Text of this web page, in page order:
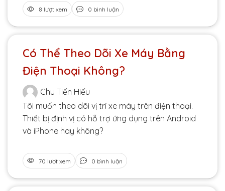
8 lượt xem 0 bình luận
Có Thể Theo Dõi Xe Máy Bằng
Điện Thoại Không?
Chu Tiến Hiếu
Tôi muốn theo dõi vị trí xe máy trên điện thoại.
Thiết bị định vị có hỗ trợ ứng dụng trên Android
và iPhone hay không?
70 lượt xem 0 bình luận